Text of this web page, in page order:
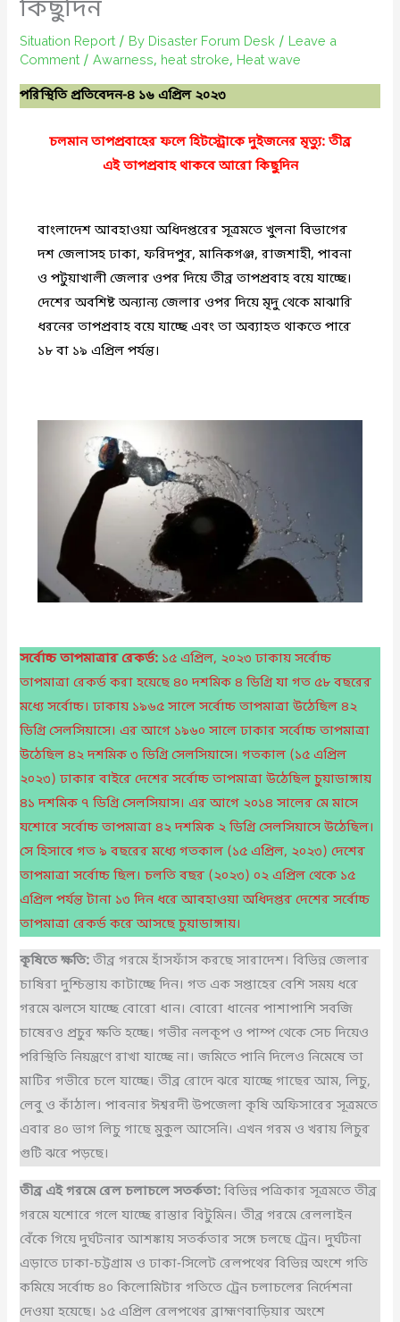
কিছুদিন
Situation Report/ By Disaster Forum Desk / Leave a
Comment /Awarness, heat stroke, Heat wave
পরিস্থিতি প্রতিবেদন-৪ ১৬ এপ্রিল ২০২৩
চলমান তাপপ্রবাহের ফলে হিটস্ট্রোকে দুইজনের মৃত্যু: তীব্র
এই তাপপ্রবাহ থাকবে আরো কিছুদিন
বাংলাদেশ আবহাওয়া অধিদপ্তরের সূত্রমতে খুলনা বিভাগের
দশ জেলাসহ ঢাকা, ফরিদপুর, মানিকগঞ্জ, রাজশাহী, পাবনা
ও পটুয়াখালী জেলার ওপর দিয়ে তীব্র তাপপ্রবাহ বয়ে যাচ্ছে।
দেশের অবশিষ্ট অন্যান্য জেলার ওপর দিয়ে মৃদু থেকে মাঝারি
ধরনের তাপপ্রবাহ বয়ে যাচ্ছে এবং তা অব্যাহত থাকতে পারে
১৮ বা ১৯ এপ্রিল পর্যন্ত।
সর্বোচ্চ তাপমাত্রার রেকর্ড: ১৫ এপ্রিল, ২০২৩ ঢাকায় সর্বোচ্চ
তাপমাত্রা রেকর্ড করা হয়েছে ৪০ দশমিক ৪ ডিগ্রি যা গত ৫৮ বছরের
মধ্যে সর্বোচ্চ। ঢাকায় ১৯৬৫ সালে সর্বোচ্চ তাপমাত্রা উঠেছিল ৪২
ডিগ্রি সেলসিয়াসে। এর আগে ১৯৬০ সালে ঢাকার সর্বোচ্চ তাপমাত্রা
উঠেছিল ৪২ দশমিক ৩ ডিগ্রি সেলসিয়াসে। গতকাল (১৫ এপ্রিল
২০২৩) ঢাকার বাইরে দেশের সর্বোচ্চ তাপমাত্রা উঠেছিল চুয়াডাঙ্গায়
৪১ দশমিক ৭ ডিগ্রি সেলসিয়াস। এর আগে ২০১৪ সালের মে মাসে
যশোরে সর্বোচ্চ তাপমাত্রা ৪২ দশমিক ২ ডিগ্রি সেলসিয়াসে উঠেছিল।
সে হিসাবে গত ৯ বছরের মধ্যে গতকাল (১৫ এপ্রিল, ২০২৩) দেশের
তাপমাত্রা সর্বোচ্চ ছিল। চলতি বছর (২০২৩) ০২ এপ্রিল থেকে ১৫
এপ্রিল পর্যন্ত টানা ১৩ দিন ধরে আবহাওয়া অধিদপ্তর দেশের সর্বোচ্চ
তাপমাত্রা রেকর্ড করে আসছে চুয়াডাঙ্গায়।
কৃষিতে ক্ষতি: তীব্র গরমে হাঁসফাঁস করছে সারাদেশ। বিভিন্ন জেলার
চাষিরা দুশ্চিন্তায় কাটাচ্ছে দিন। গত এক সপ্তাহের বেশি সময় ধরে
গরমে ঝলসে যাচ্ছে বোরো ধান। বোরো ধানের পাশাপাশি সবজি
চাষেরও প্রচুর ক্ষতি হচ্ছে। গভীর নলকূপ ও পাম্প থেকে সেচ দিয়েও
পরিস্থিতি নিয়ন্ত্রণে রাখা যাচ্ছে না। জমিতে পানি দিলেও নিমেষে তা
মাটির গভীরে চলে যাচ্ছে। তীব্র রোদে ঝরে যাচ্ছে গাছের আম, লিচু,
লেবু ও কাঁঠাল। পাবনার ঈশ্বরদী উপজেলা কৃষি অফিসারের সূত্রমতে
এবার ৪০ ভাগ লিচু গাছে মুকুল আসেনি। এখন গরম ও খরায় লিচুর
গুটি ঝরে পড়ছে।
তীব্র এই গরমে রেল চলাচলে সতর্কতা: বিভিন্ন পত্রিকার সূত্রমতে তীব্র
গরমে যশোরে গলে যাচ্ছে রাস্তার বিটুমিন। তীব্র গরমে রেললাইন
বেঁকে গিয়ে দুর্ঘটনার আশঙ্কায় সতর্কতার সঙ্গে চলছে ট্রেন। দুর্ঘটনা
এড়াতে ঢাকা-চট্টগ্রাম ও ঢাকা-সিলেট রেলপথের বিভিন্ন অংশে গতি
কমিয়ে সর্বোচ্চ ৪০ কিলোমিটার গতিতে ট্রেন চলাচলের নির্দেশনা
দেওয়া হয়েছে। ১৫ এপ্রিল রেলপথের ব্রাহ্মণবাড়িয়ার অংশে